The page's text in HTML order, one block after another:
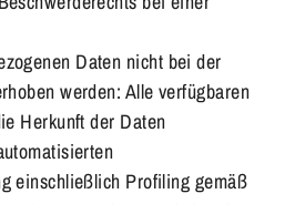
Daten nicht bei der
werden: Alle verfügbaren
Herkunft der Daten
einschließlich Profiling gemäß